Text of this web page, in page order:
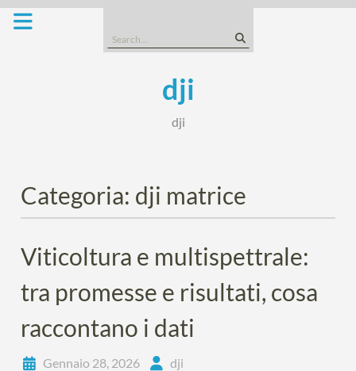
Skip
Search
for:
dji
dji
Categoria: dji matrice
Viticoltura e multispettrale:
tra promesse e risultati, cosa
raccontano i dati
Gennaio 28, 2026 dji